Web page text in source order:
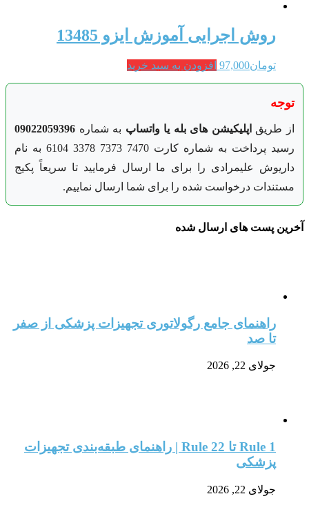
روش اجرایی آموزش ایزو 13485
تومان97,000 افزودن به سبد خرید
توجه
از طریق اپلیکیشن های بله یا واتساپ به شماره 09022059396
رسید پرداخت به شماره کارت 7470 7373 3378 6104 به نام
داریوش علیمرادی را برای ما ارسال فرمایید تا سریعاً پکیج
مستندات درخواست شده را برای شما ارسال نماییم.
آخرین پست های ارسال شده
راهنمای جامع رگولاتوری تجهیزات پزشکی از صفر
تا صد
جولای 22, 2026
Rule 1 تا Rule 22 | راهنمای طبقه‌بندی تجهیزات
پزشکی
جولای 22, 2026